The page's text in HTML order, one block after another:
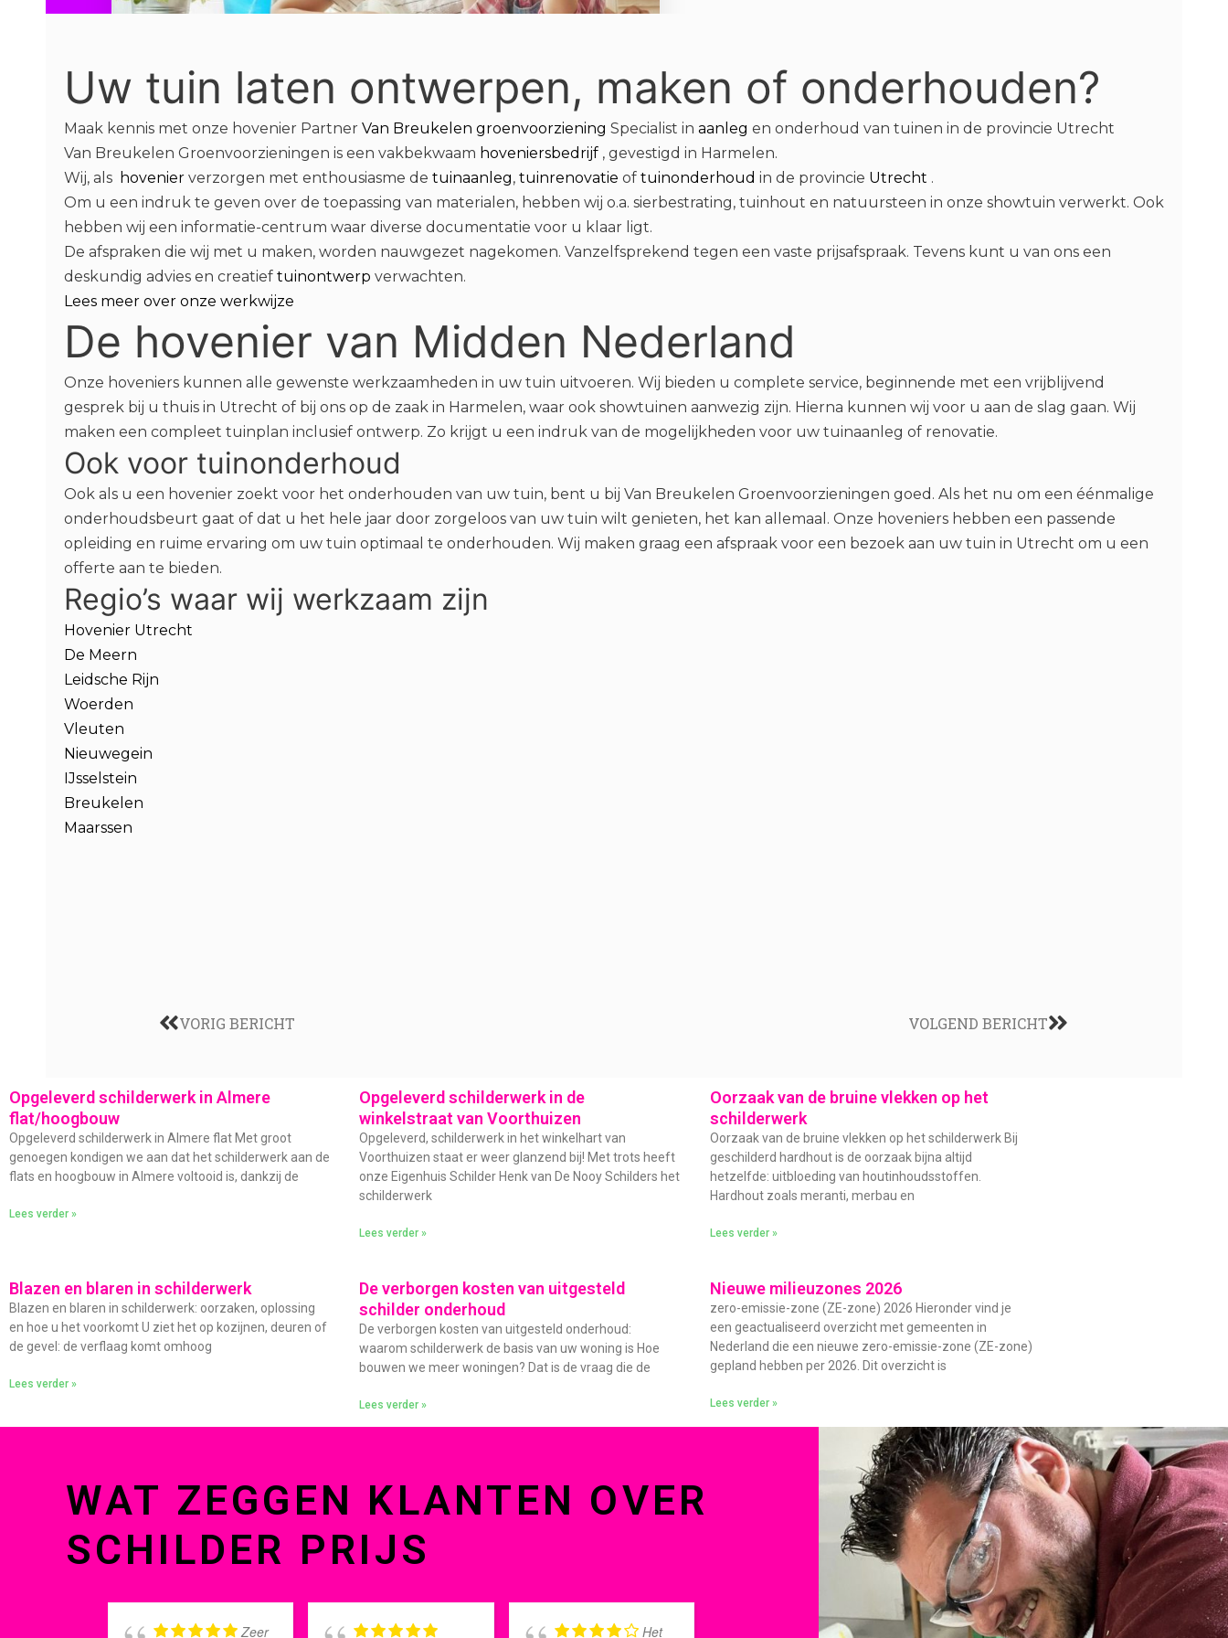
Uw tuin laten ontwerpen, maken of onderhouden?
Maak kennis met onze hovenier Partner Van Breukelen groenvoorziening Specialist in aanleg en onderhoud van tuinen in de provincie Utrecht
Van Breukelen Groenvoorzieningen is een vakbekwaam hoveniersbedrijf , gevestigd in Harmelen.
Wij, als hovenier verzorgen met enthousiasme de tuinaanleg, tuinrenovatie of tuinonderhoud in de provincie Utrecht .
Om u een indruk te geven over de toepassing van materialen, hebben wij o.a. sierbestrating, tuinhout en natuursteen in onze showtuin verwerkt. Ook
hebben wij een informatie-centrum waar diverse documentatie voor u klaar ligt.
De afspraken die wij met u maken, worden nauwgezet nagekomen. Vanzelfsprekend tegen een vaste prijsafspraak. Tevens kunt u van ons een
deskundig advies en creatief tuinontwerp verwachten.
Lees meer over onze werkwijze
De hovenier van Midden Nederland
Onze hoveniers kunnen alle gewenste werkzaamheden in uw tuin uitvoeren. Wij bieden u complete service, beginnende met een vrijblijvend
gesprek bij u thuis in Utrecht of bij ons op de zaak in Harmelen, waar ook showtuinen aanwezig zijn. Hierna kunnen wij voor u aan de slag gaan. Wij
maken een compleet tuinplan inclusief ontwerp. Zo krijgt u een indruk van de mogelijkheden voor uw tuinaanleg of renovatie.
Ook voor tuinonderhoud
Ook als u een hovenier zoekt voor het onderhouden van uw tuin, bent u bij Van Breukelen Groenvoorzieningen goed. Als het nu om een éénmalige
onderhoudsbeurt gaat of dat u het hele jaar door zorgeloos van uw tuin wilt genieten, het kan allemaal. Onze hoveniers hebben een passende
opleiding en ruime ervaring om uw tuin optimaal te onderhouden. Wij maken graag een afspraak voor een bezoek aan uw tuin in Utrecht om u een
offerte aan te bieden.
Regio’s waar wij werkzaam zijn
Hovenier Utrecht
De Meern
Leidsche Rijn
Woerden
Vleuten
Nieuwegein
IJsselstein
Breukelen
Maarssen
VORIG BERICHT VOLGEND BERICHT
Opgeleverd schilderwerk in Almere
flat/hoogbouw
Opgeleverd schilderwerk in Almere flat Met groot
genoegen kondigen we aan dat het schilderwerk aan de
flats en hoogbouw in Almere voltooid is, dankzij de
Lees verder »
Opgeleverd schilderwerk in de
winkelstraat van Voorthuizen
Opgeleverd, schilderwerk in het winkelhart van
Voorthuizen staat er weer glanzend bij! Met trots heeft
onze Eigenhuis Schilder Henk van De Nooy Schilders het
schilderwerk
Lees verder »
Oorzaak van de bruine vlekken op het
schilderwerk
Oorzaak van de bruine vlekken op het schilderwerk Bij
geschilderd hardhout is de oorzaak bijna altijd
hetzelfde: uitbloeding van houtinhoudsstoffen.
Hardhout zoals meranti, merbau en
Lees verder »
Blazen en blaren in schilderwerk
Blazen en blaren in schilderwerk: oorzaken, oplossing
en hoe u het voorkomt U ziet het op kozijnen, deuren of
de gevel: de verflaag komt omhoog
Lees verder »
De verborgen kosten van uitgesteld
schilder onderhoud
De verborgen kosten van uitgesteld onderhoud:
waarom schilderwerk de basis van uw woning is Hoe
bouwen we meer woningen? Dat is de vraag die de
Lees verder »
Nieuwe milieuzones 2026
zero-emissie-zone (ZE-zone) 2026 Hieronder vind je
een geactualiseerd overzicht met gemeenten in
Nederland die een nieuwe zero-emissie-zone (ZE-zone)
gepland hebben per 2026. Dit overzicht is
Lees verder »
WAT ZEGGEN KLANTEN OVER
SCHILDER PRIJS
Zeer
Het
De
Jos